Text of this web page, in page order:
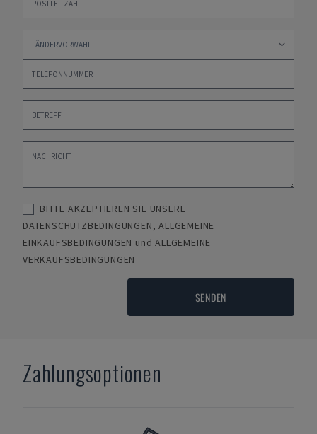
BITTE AKZEPTIEREN SIE UNSERE
DATENSCHUTZBEDINGUNGEN,ALLGEMEINE
EINKAUFSBEDINGUNGEN undALLGEMEINE
VERKAUFSBEDINGUNGEN
SENDEN
Zahlungsoptionen